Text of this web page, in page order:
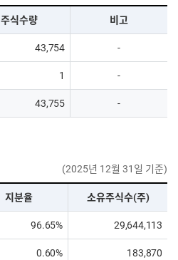
주식수량 비고
43,754 -
1 -
43,755 -
(2025년 12월 31일 기준)
지분율 소유주식수(주)
96.65% 29,644,113
0.60% 183,870